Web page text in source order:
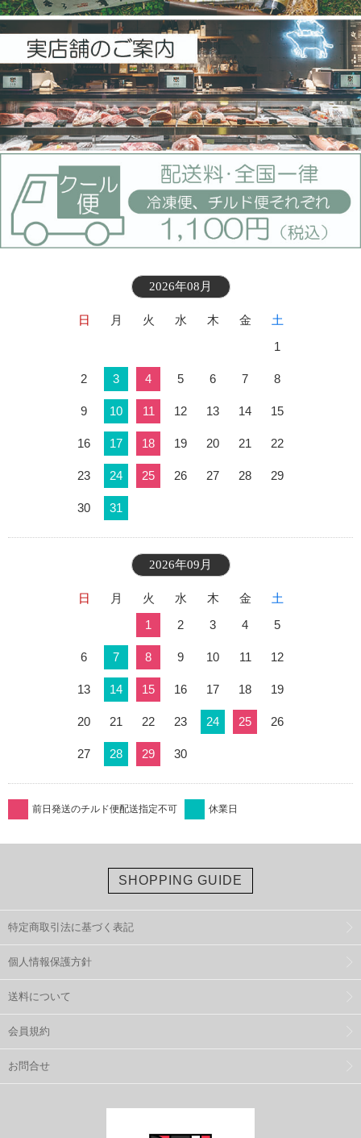
2026年08月
日 月 火 水 木 金
土
1
2 3 4 5 6 7 8
9 10 11 12 13 14 15
16 17 18 19 20 21 22
23 24 25 26 27 28 29
30 31
2026年09月
日 月 火 水 木 金
土
1
2 3 4 5
6 7 8 9 10 11 12
13 14 15 16 17 18 19
20 21 22 23 24 25 26
27 28 29 30
前日発送のチルド便配送指定不可 休業日
SHOPPING GUIDE
特定商取引法に基づく表記
個人情報保護方針
送料について
会員規約
お問合せ